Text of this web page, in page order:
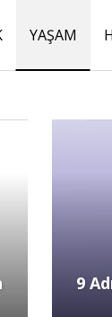
YAŞAM
9